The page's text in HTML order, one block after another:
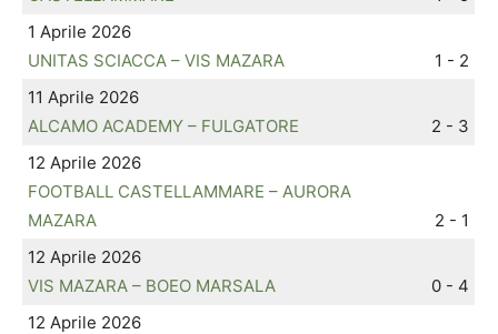
1 Aprile 2026
UNITAS SCIACCA – VIS MAZARA
1 - 2
11 Aprile 2026
ALCAMO ACADEMY – FULGATORE
2 - 3
12 Aprile 2026
FOOTBALL CASTELLAMMARE – AURORA
MAZARA
2 - 1
12 Aprile 2026
VIS MAZARA – BOEO MARSALA
0 - 4
12 Aprile 2026